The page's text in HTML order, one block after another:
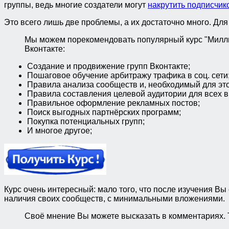
группы, ведь многие создатели могут накрутить
Это всего лишь две проблемы, а их достаточно много.
Мы можем порекомендовать популярный курс
Вконтакте:
Создание и продвижение групп Вконтакте;
Пошаговое обучение арбитражу трафика в соц.
Правила анализа сообществ и, необходимый для
Правила составления целевой аудитории для всех
Правильное оформление рекламных постов;
Поиск выгодных партнёрских программ;
Покупка потенциальных групп;
И многое другое;
Курс очень интересный: мало того, что после изучения
наличия своих сообществ, с минимальными вложениями.
Своё мнение Вы можете высказать в комментариях.